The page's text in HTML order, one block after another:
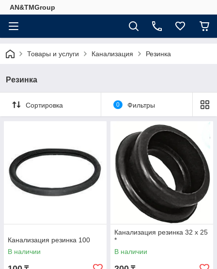
AN&TMGroup
Товары и услуги Канализация Резинка
Резинка
Сортировка 0 Фильтры
Канализация резинка 100
В наличии
Канализация резинка 32 х 25
*
В наличии